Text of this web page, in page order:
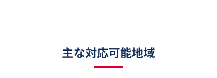
主な対応可能地域